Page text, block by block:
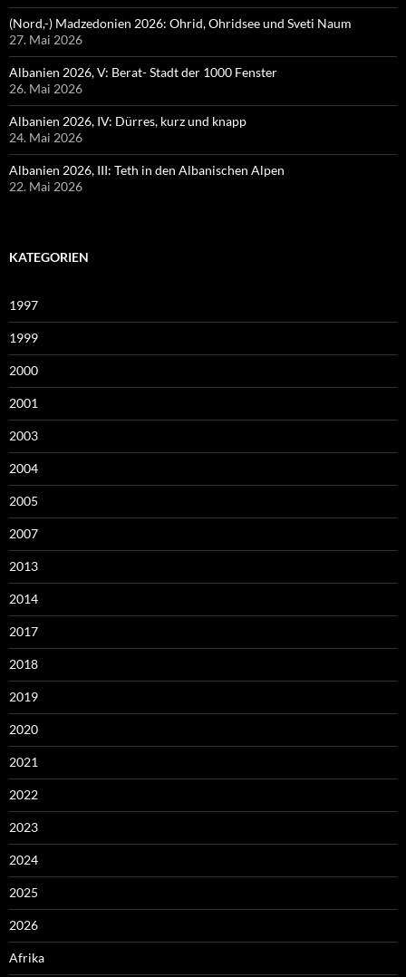
(Nord,-) Madzedonien 2026: Ohrid, Ohridsee und Sveti Naum
27. Mai 2026
Albanien 2026, V: Berat- Stadt der 1000 Fenster
26. Mai 2026
Albanien 2026, IV: Dürres, kurz und knapp
24. Mai 2026
Albanien 2026, III: Teth in den Albanischen Alpen
22. Mai 2026
KATEGORIEN
1997
1999
2000
2001
2003
2004
2005
2007
2013
2014
2017
2018
2019
2020
2021
2022
2023
2024
2025
2026
Afrika